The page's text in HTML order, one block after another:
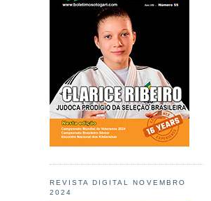
REVISTA DIGITAL NOVEMBRO
2024